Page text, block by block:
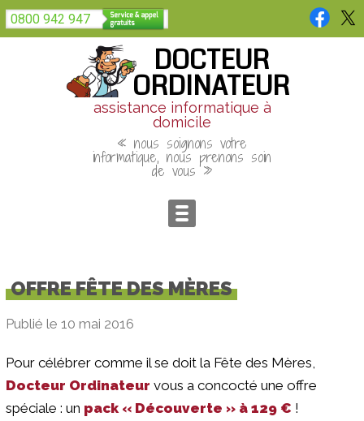
0800 942 947
DOCTEUR
ORDINATEUR
assistance informatique à
domicile
« nous soignons votre
informatique, nous prenons soin
de vous »
OFFRE FÊTE DES MÈRES
Publié le 10 mai 2016
Pour célébrer comme il se doit la Fête des Mères,
Docteur Ordinateur vous a concocté une offre
spéciale : un pack « Découverte » à 129 € !
Panneau de gestion des cookies